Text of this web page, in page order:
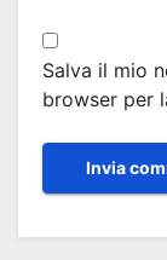
Salva il mio
browser per